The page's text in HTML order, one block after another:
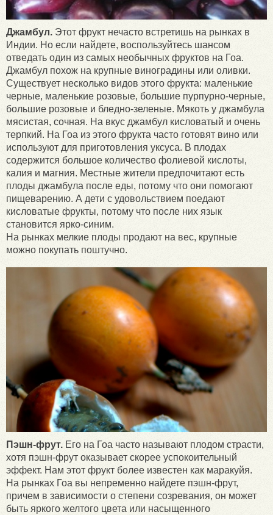
Джамбул. Этот фрукт нечасто встретишь на рынках в
Индии. Но если найдете, воспользуйтесь шансом
отведать один из самых необычных фруктов на Гоа.
Джамбул похож на крупные виноградины или оливки.
Существует несколько видов этого фрукта: маленькие
черные, маленькие розовые, большие пурпурно-черные,
большие розовые и бледно-зеленые. Мякоть у джамбула
мясистая, сочная. На вкус джамбул кисловатый и очень
терпкий. На Гоа из этого фрукта часто готовят вино или
используют для приготовления уксуса. В плодах
содержится большое количество фолиевой кислоты,
калия и магния. Местные жители предпочитают есть
плоды джамбула после еды, потому что они помогают
пищеварению. А дети с удовольствием поедают
кисловатые фрукты, потому что после них язык
становится ярко-синим.
На рынках мелкие плоды продают на вес, крупные
можно покупать поштучно.
Пэшн-фрут. Его на Гоа часто называют плодом страсти,
хотя пэшн-фрут оказывает скорее успокоительный
эффект. Нам этот фрукт более известен как маракуйя.
На рынках Гоа вы непременно найдете пэшн-фрут,
причем в зависимости о степени созревания, он может
быть яркого желтого цвета или насыщенного